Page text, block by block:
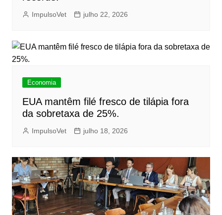
ImpulsoVet julho 22, 2026
Economia
EUA mantêm filé fresco de tilápia fora
da sobretaxa de 25%.
ImpulsoVet julho 18, 2026